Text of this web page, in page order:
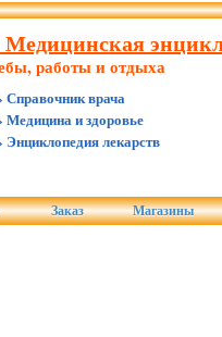
работы и отдыха
Справочник врача
Медицина и здоровье
Энциклопедия лекарств
Заказ Магазины